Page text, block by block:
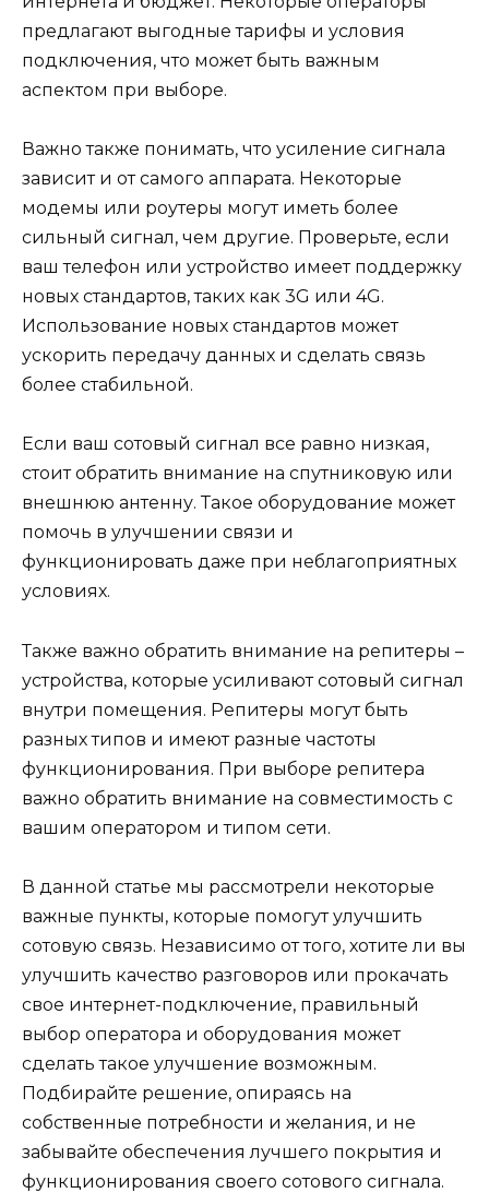
предлагают выгодные тарифы и условия
подключения, что может быть важным
аспектом при выборе.
Важно также понимать, что усиление сигнала
зависит и от самого аппарата. Некоторые
модемы или роутеры могут иметь более
сильный сигнал, чем другие. Проверьте, если
ваш телефон или устройство имеет поддержку
новых стандартов, таких как 3G или 4G.
Использование новых стандартов может
ускорить передачу данных и сделать связь
более стабильной.
Если ваш сотовый сигнал все равно низкая,
стоит обратить внимание на спутниковую или
внешнюю антенну. Такое оборудование может
помочь в улучшении связи и
функционировать даже при неблагоприятных
условиях.
Также важно обратить внимание на репитеры –
устройства, которые усиливают сотовый сигнал
внутри помещения. Репитеры могут быть
разных типов и имеют разные частоты
функционирования. При выборе репитера
важно обратить внимание на совместимость с
вашим оператором и типом сети.
В данной статье мы рассмотрели некоторые
важные пункты, которые помогут улучшить
сотовую связь. Независимо от того, хотите ли вы
улучшить качество разговоров или прокачать
свое интернет-подключение, правильный
выбор оператора и оборудования может
сделать такое улучшение возможным.
Подбирайте решение, опираясь на
собственные потребности и желания, и не
забывайте обеспечения лучшего покрытия и
функционирования своего сотового сигнала.